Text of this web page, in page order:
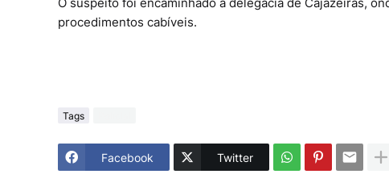
procedimentos cabíveis.
Tags
Facebook Twitter